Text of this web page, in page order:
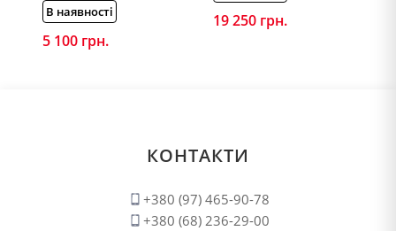
В наявності
5 100 грн.
19 250 грн.
КОНТАКТИ
+380 (97) 465-90-78
+380 (68) 236-29-00